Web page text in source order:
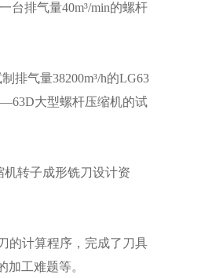
台排气量40m³/min的螺杆
排气量38200m³/h的LG63
大型螺杆压缩机的试
转子成形铣刀设计资
的计算程序，完成了刀具
工难题等。